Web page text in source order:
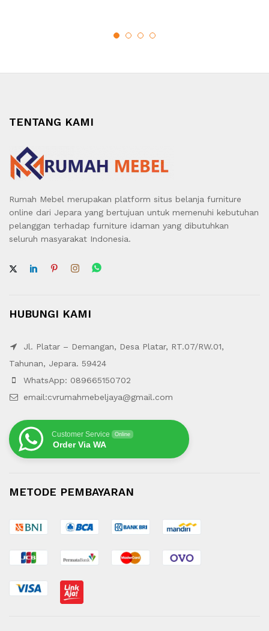
TENTANG KAMI
Rumah Mebel merupakan platform situs belanja furniture
online dari Jepara yang bertujuan untuk memenuhi kebutuhan
pelanggan terhadap furniture idaman yang dibutuhkan
seluruh masyarakat Indonesia.
HUBUNGI KAMI
Jl. Platar – Demangan, Desa Platar, RT.07/RW.01,
Tahunan, Jepara. 59424
WhatsApp: 089665150702
email:cvrumahmebeljaya@gmail.com
Customer Service Online
Order Via WA
METODE PEMBAYARAN